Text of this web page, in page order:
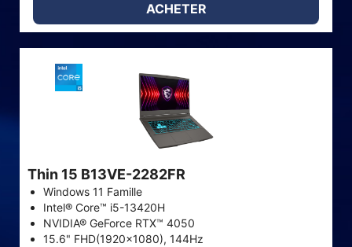
ACHETER
Thin 15 B13VE-2282FR
Windows 11 Famille
Intel® Core™ i5-13420H
NVIDIA® GeForce RTX™ 4050
15.6" FHD(1920x1080), 144Hz